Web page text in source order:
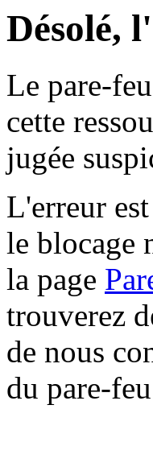
Désolé,
Le pare-
cette
jugée
L'erreur
le blocage
la page
trouverez
de nous
du pare-